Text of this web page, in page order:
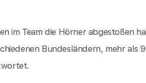
im Team die Hörner abgestoßen
Bundesländern, mehr als